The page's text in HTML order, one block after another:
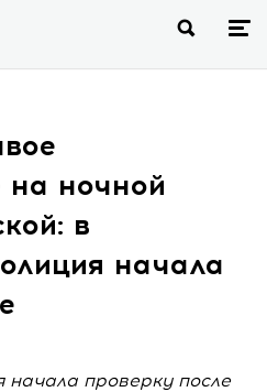
на ночной
в
начала
начала проверку после